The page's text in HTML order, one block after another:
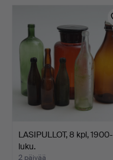
LASIPULLOT, 8 kpl, 1900-
luku.
2 päivää